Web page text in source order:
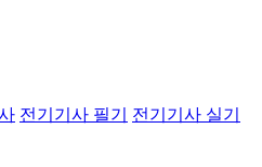
전기기사 필기 전기기사 실기